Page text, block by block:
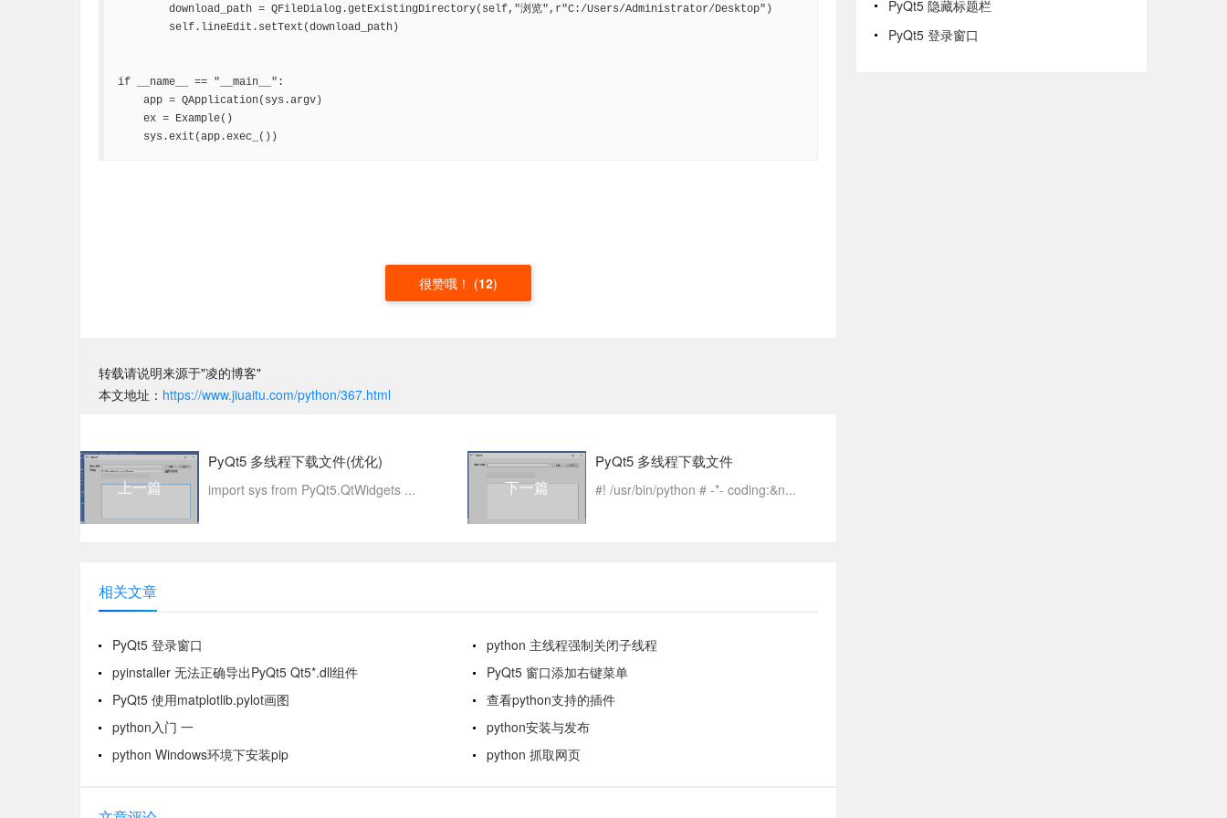
download_path = QFileDialog.getExistingDirectory(self,"浏览",r"C:/Users/Administrator/Desktop")
self.lineEdit.setText(download_path)
if __name__ == "__main__":
app = QApplication(sys.argv)
ex = Example()
sys.exit(app.exec_())
很赞哦！ (12)
转载请说明来源于"凌的博客"
本文地址： https://www.jiuaitu.com/python/367.html
上一篇
PyQt5 多线程下载文件(优化)
import sys from PyQt5.QtWidgets ... 下一篇
PyQt5 多线程下载文件
#! /usr/bin/python # -*- coding:&n...
相关文章
PyQt5 登录窗口
python 主线程强制关闭子线程
pyinstaller 无法正确导出PyQt5 Qt5*.dll组件
PyQt5 窗口添加右键菜单
PyQt5 使用matplotlib.pylot画图
查看python支持的插件
python入门 一
python安装与发布
python Windows环境下安装pip
python 抓取网页
PyQt5 隐藏标题栏
PyQt5 登录窗口